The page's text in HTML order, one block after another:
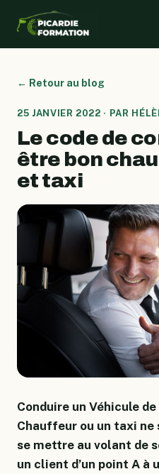
← Retour au blog
25 JANVIER 2022 · PAR
Le code de
être bon
et taxi
Conduire un Véhicule
Chauffeur ou un taxi
se mettre au volant de
un client d’un point A à